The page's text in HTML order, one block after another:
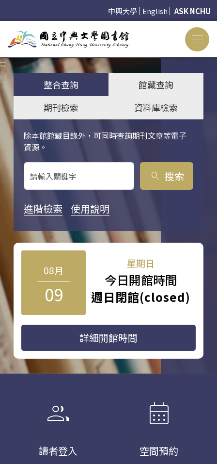
中興大學 English ASK NCHU
:::
整合查詢
館藏查詢
期刊檢索
資料庫檢索
除本館館藏目錄外，可同時查詢期刊文章等電子
資源。
關鍵字搜尋
search 搜索
進階檢索 使用說明
08月
09
星期日
今日開館時間
週日閉館(closed)
詳細開館時間
group
讀者登入
calendar_month
空間預約